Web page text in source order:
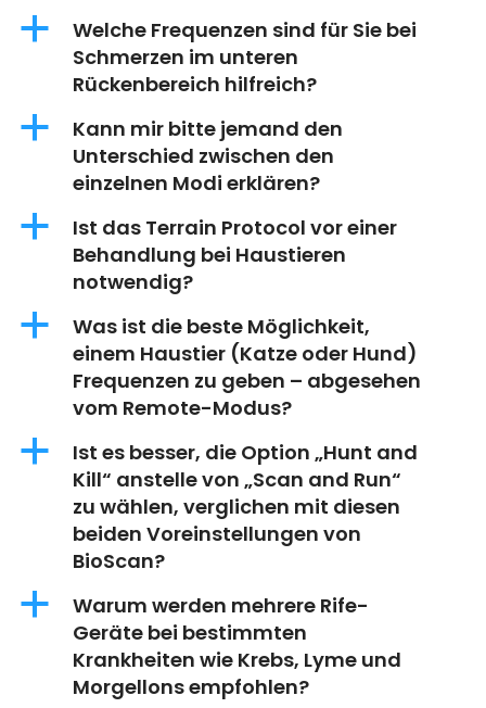
a
Welche Frequenzen sind für Sie bei
Schmerzen im unteren
Rückenbereich hilfreich?
a
Kann mir bitte jemand den
Unterschied zwischen den
einzelnen Modi erklären?
a
Ist das Terrain Protocol vor einer
Behandlung bei Haustieren
notwendig?
a
Was ist die beste Möglichkeit,
einem Haustier (Katze oder Hund)
Frequenzen zu geben – abgesehen
vom Remote-Modus?
a
Ist es besser, die Option „Hunt and
Kill“ anstelle von „Scan and Run“
zu wählen, verglichen mit diesen
beiden Voreinstellungen von
BioScan?
a
Warum werden mehrere Rife-
Geräte bei bestimmten
Krankheiten wie Krebs, Lyme und
Morgellons empfohlen?